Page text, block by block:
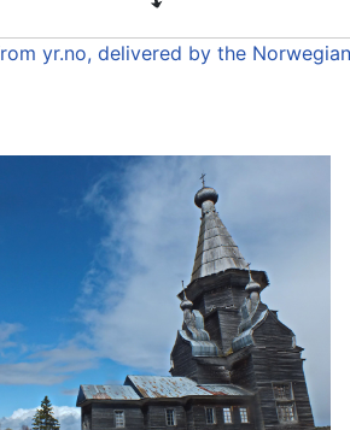
yr.no, delivered by the